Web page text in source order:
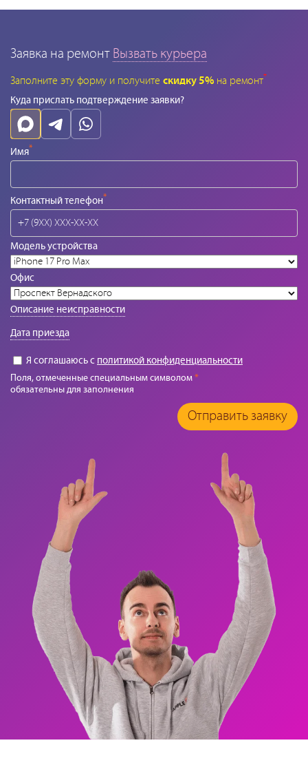
Заявка на ремонт Вызвать курьера
Заполните эту форму и получите скидку 5% на ремонт*
Куда прислать подтверждение заявки?
Имя*
Контактный телефон*
Модель устройства
Офис
Описание неисправности
Дата приезда
Я соглашаюсь с политикой конфиденциальности
Поля, отмеченные специальным символом*
обязательны для заполнения
Отправить заявку